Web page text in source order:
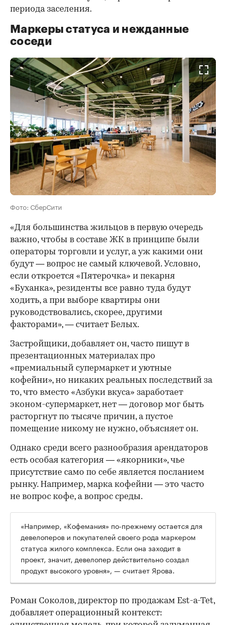
периода заселения.
Маркеры статуса и нежданные
соседи
Фото: СберСити
«Для большинства жильцов в первую очередь
важно, чтобы в составе ЖК в принципе были
операторы торговли и услуг, а уж какими они
будут — вопрос не самый ключевой. Условно,
если откроется «Пятерочка» и пекарня
«Буханка», резиденты все равно туда будут
ходить, а при выборе квартиры они
руководствовались, скорее, другими
факторами», — считает Белых.
Застройщики, добавляет он, часто пишут в
презентационных материалах про
«премиальный супермаркет и уютные
кофейни», но никаких реальных последствий за
то, что вместо «Азбуки вкуса» заработает
эконом-супермаркет, нет — договор мог быть
расторгнут по тысяче причин, а пустое
помещение никому не нужно, объясняет он.
Однако среди всего разнообразия арендаторов
есть особая категория — «якорники», чье
присутствие само по себе является посланием
рынку. Например, марка кофейни — это часто
не вопрос кофе, а вопрос среды.
«Например, «Кофемания» по-прежнему остается для
девелоперов и покупателей своего рода маркером
статуса жилого комплекса. Если она заходит в
проект, значит, девелопер действительно создал
продукт высокого уровня», — считает Ярова.
Роман Соколов, директор по продажам Est-a-Tet,
добавляет операционный контекст: